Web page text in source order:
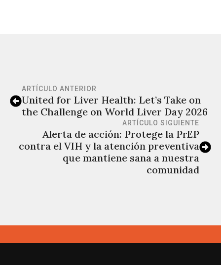
ARTÍCULO ANTERIOR
United for Liver Health: Let’s Take on
the Challenge on World Liver Day 2026
ARTÍCULO SIGUIENTE
Alerta de acción: Protege la PrEP
contra el VIH y la atención preventiva
que mantiene sana a nuestra
comunidad